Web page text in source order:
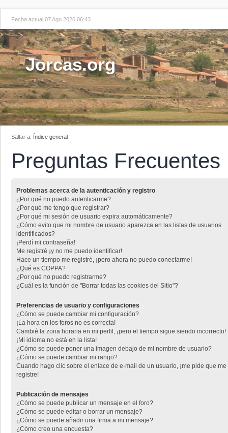
Fecha actual 07 Ago 2026 06:43
Jorcas.org
Saltar a: Índice general
Preguntas Frecuentes
Problemas acerca de la autenticación y registro
¿Por qué no puedo autenticarme?
¿Por qué me tengo que registrar?
¿Por qué mi sesión de usuario expira automáticamente?
¿Cómo evito que mi nombre de usuario aparezca en las listas de usuarios
identificados?
¡Perdí mi contraseña!
Me registré ¡y no me puedo identificar!
Hace un tiempo me registré, ¡pero ahora no puedo conectarme!
¿Qué es COPPA?
¿Por qué no puedo registrarme?
¿Cuál es la función de "Borrar todas las cookies del Sitio"?
Preferencias de usuario y configuraciones
¿Cómo se puede cambiar mi configuración?
¡La hora en los foros no es correcta!
Cambié la zona horaria en mi perfil, ¡pero el tiempo sigue siendo incorrecto!
¡Mi idioma no está en la lista!
¿Cómo se puede poner una imagen debajo de mi nombre de usuario?
¿Cómo se puede cambiar mi rango?
Cuando hago clic sobre el enlace de e-mail de un usuario, ¡me pide que me
registre!
Publicación de mensajes
¿Cómo se puede publicar un mensaje en el foro?
¿Cómo se puede editar o borrar un mensaje?
¿Cómo se puede añadir una firma a mi mensaje?
¿Cómo creo una encuesta?